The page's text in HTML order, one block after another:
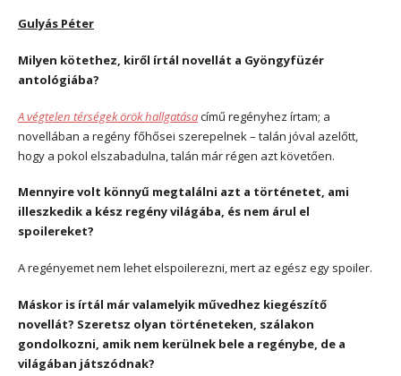
Gulyás Péter
Milyen kötethez, kiről írtál novellát a Gyöngyfüzér
antológiába?
A végtelen térségek örök hallgatásacímű regényhez írtam; a
novellában a regény főhősei szerepelnek – talán jóval azelőtt,
hogy a pokol elszabadulna, talán már régen azt követően.
Mennyire volt könnyű megtalálni azt a történetet, ami
illeszkedik a kész regény világába, és nem árul el
spoilereket?
A regényemet nem lehet elspoilerezni, mert az egész egy spoiler.
Máskor is írtál már valamelyik művedhez kiegészítő
novellát? Szeretsz olyan történeteken, szálakon
gondolkozni, amik nem kerülnek bele a regénybe, de a
világában játszódnak?